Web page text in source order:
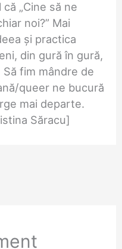
„Cine să ne
noi?” Mai
și practica
din gură în gură,
fim mândre de
queer ne bucură
mai departe.
Săracu]